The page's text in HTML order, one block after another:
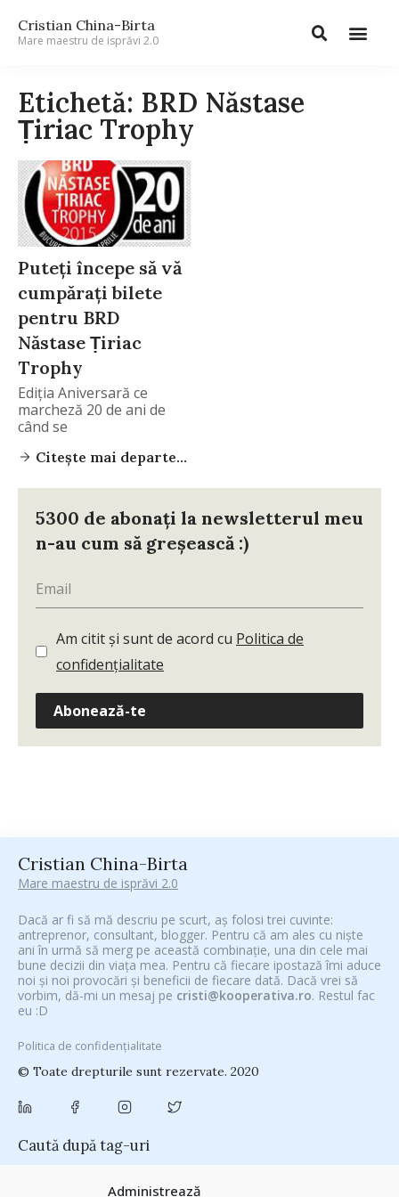
Administrează
Cristian China-Birta
Mare maestru de isprăvi 2.0
Etichetă: BRD Năstase
Ṭiriac Trophy
Puteţi începe să vă
cumpăraţi bilete
pentru BRD
Năstase Ṭiriac
Trophy
Ediţia Aniversară ce
marcheză 20 de ani de
când se
Citește mai departe...
5300 de abonați la newsletterul meu
n-au cum să greșească :)
Am citit și sunt de acord cu Politica de
confidențialitate
Abonează-te
Cristian China-Birta
Mare maestru de isprăvi 2.0
Dacă ar fi să mă descriu pe scurt, aș folosi trei cuvinte:
antreprenor, consultant, blogger. Pentru că am ales cu niște
ani în urmă să merg pe această combinație, una din cele mai
bune decizii din viața mea. Pentru că fiecare ipostază îmi aduce
noi și noi provocări și beneficii de fiecare dată. Dacă vrei să
vorbim, dă-mi un mesaj pe cristi@kooperativa.ro. Restul fac
eu :D
Politica de confidențialitate
© Toate drepturile sunt rezervate. 2020
Caută după tag-uri